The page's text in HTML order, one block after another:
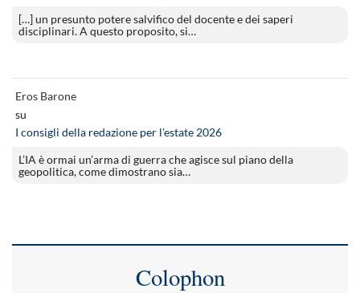
[…] un presunto potere salvifico del docente e dei saperi
disciplinari. A questo proposito, si…
Eros Barone
su
I consigli della redazione per l’estate 2026
L’IA è ormai un’arma di guerra che agisce sul piano della
geopolitica, come dimostrano sia…
Colophon